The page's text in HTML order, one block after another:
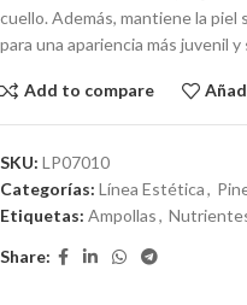
cuello. Además, mantiene la piel
para una apariencia más juvenil y
Add to compare
SKU: LP07010
Categorías: Línea Estética,
Etiquetas: Ampollas,
Share: